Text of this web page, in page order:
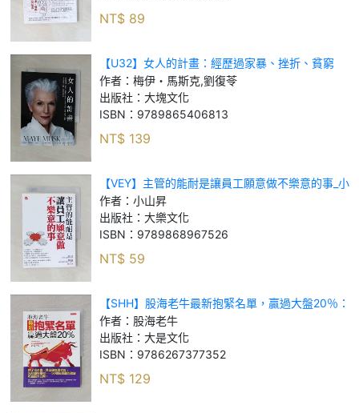
NT$ 89
【U32】女人的計畫：經歷過家暴、挫折、貧窮
後，她仍保有美麗、冒險、家庭、成功、健康。她
作者： 梅伊・馬斯克,劉復苓
出版社： 大塊文化
ISBN： 9789865406813
NT$ 139
【VEY】主管的能耐是讓員工願意做不樂意的事_小
山昇
作者： 小山昇
出版社： 大樂文化
ISBN： 9789868967526
NT$ 59
【SHH】股海老牛最新抱緊名單，贏過大盤20％：
跌了也不賣、算出便宜價才買、先知道好題材……
50檔抗震盪的致富私藏股大公開。_股海老牛
作者： 股海老牛
出版社： 大是文化
ISBN： 9786267377352
NT$ 129